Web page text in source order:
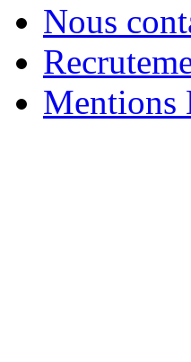
Nous
Mentions